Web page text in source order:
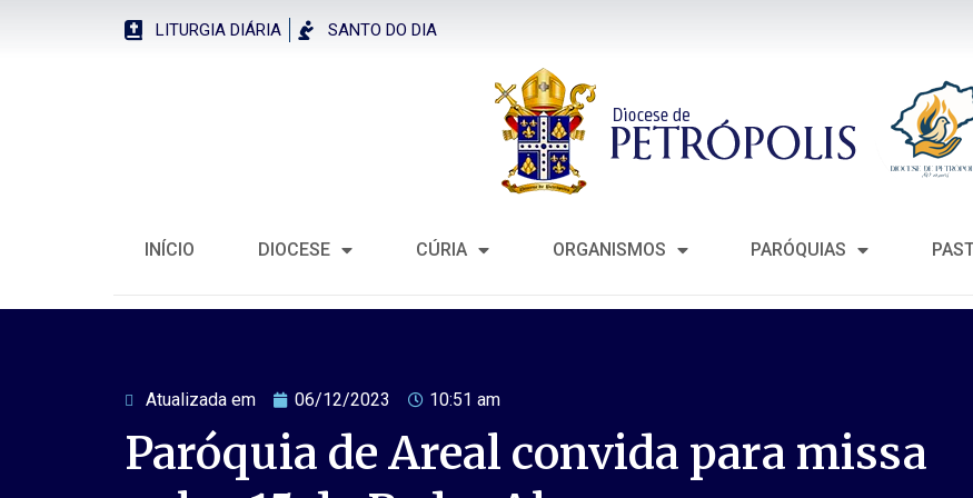
LITURGIA DIÁRIA SANTO DO DIA
INÍCIO DIOCESE CÚRIA ORGANISMOS PARÓQUIAS
Atualizada em 06/12/2023 10:51 am
Paróquia de Areal convida para missa